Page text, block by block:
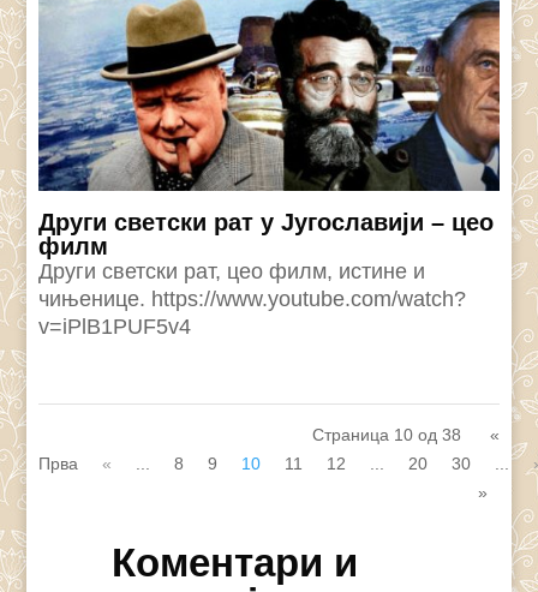
Други светски рат у Југославији – цео
филм
Други светски рат, цео филм, истине и
чињенице. https://www.youtube.com/watch?
v=iPlB1PUF5v4
Страница 10 од 38
«
Прва
« 8 9 10 11 12 20 30
»
Коментари и